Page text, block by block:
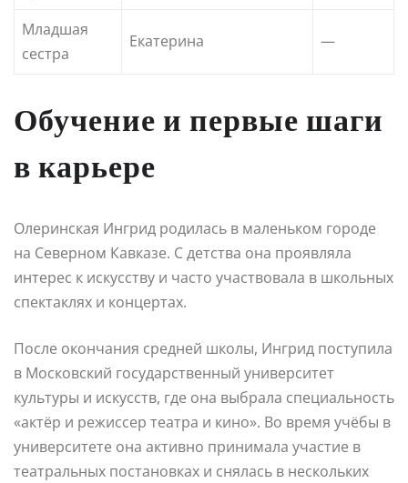
Младшая
сестра
Екатерина —
Обучение и первые шаги
в карьере
Олеринская Ингрид родилась в маленьком городе
на Северном Кавказе. С детства она проявляла
интерес к искусству и часто участвовала в школьных
спектаклях и концертах.
После окончания средней школы, Ингрид поступила
в Московский государственный университет
культуры и искусств, где она выбрала специальность
«актёр и режиссер театра и кино». Во время учёбы в
университете она активно принимала участие в
театральных постановках и снялась в нескольких